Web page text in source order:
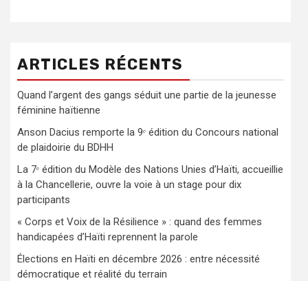
ARTICLES RÉCENTS
Quand l’argent des gangs séduit une partie de la jeunesse
féminine haïtienne
Anson Dacius remporte la 9ᵉ édition du Concours national
de plaidoirie du BDHH
La 7ᵉ édition du Modèle des Nations Unies d’Haïti, accueillie
à la Chancellerie, ouvre la voie à un stage pour dix
participants
« Corps et Voix de la Résilience » : quand des femmes
handicapées d’Haïti reprennent la parole
Élections en Haïti en décembre 2026 : entre nécessité
démocratique et réalité du terrain